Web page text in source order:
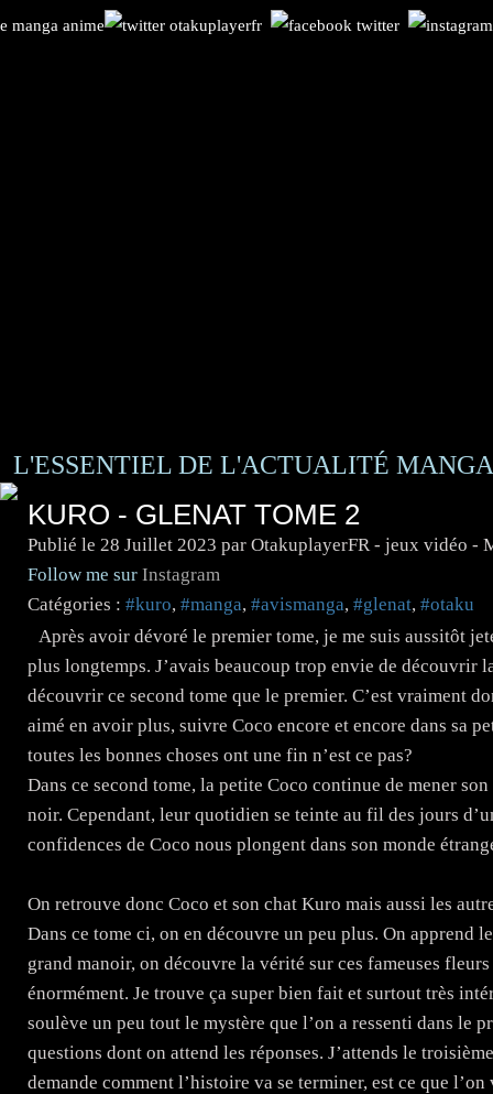
L'ESSENTIEL DE L'ACTUALITÉ
KURO - GLENAT TOME 2
Publié le 28 Juillet 2023 par OtakuplayerFR - jeux vidéo -
Follow me sur Instagram
Catégories : #kuro, #manga, #avismanga, #glenat, #otaku
Après avoir dévoré le premier tome, je me suis aussitôt
plus longtemps. J’avais beaucoup trop envie de découvrir
découvrir ce second tome que le premier. C’est vraiment
aimé en avoir plus, suivre Coco encore et encore dans sa
toutes les bonnes choses ont une fin n’est ce pas?
Dans ce second tome, la petite Coco continue de mener
noir. Cependant, leur quotidien se teinte au fil des jours
confidences de Coco nous plongent dans son monde
On retrouve donc Coco et son chat Kuro mais aussi les
Dans ce tome ci, on en découvre un peu plus. On apprend
grand manoir, on découvre la vérité sur ces fameuses
énormément. Je trouve ça super bien fait et surtout très
soulève un peu tout le mystère que l’on a ressenti dans le
questions dont on attend les réponses. J’attends le
demande comment l’histoire va se terminer, est ce que